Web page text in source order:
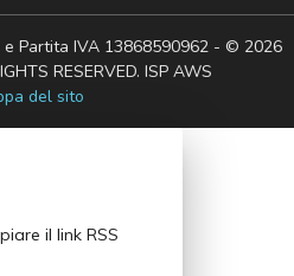
Partita IVA 13868590962 - © 2026
RESERVED. ISP AWS
del sito
il link RSS